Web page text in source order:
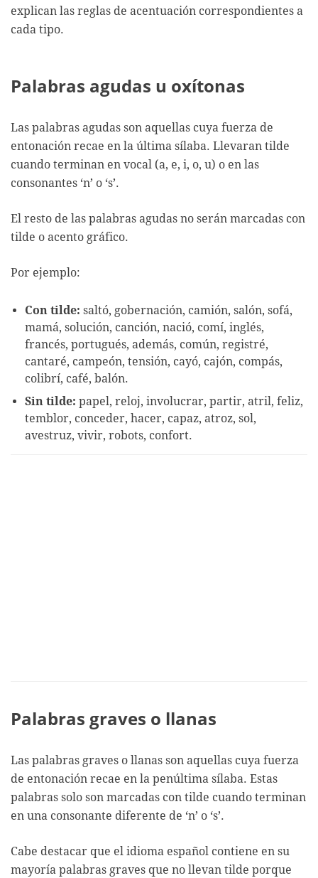
explican las reglas de acentuación correspondientes a
cada tipo.
Palabras agudas u oxítonas
Las palabras agudas son aquellas cuya fuerza de
entonación recae en la última sílaba. Llevaran tilde
cuando terminan en vocal (a, e, i, o, u) o en las
consonantes ‘n’ o ‘s’.
El resto de las palabras agudas no serán marcadas con
tilde o acento gráfico.
Por ejemplo:
Con tilde: saltó, gobernación, camión, salón, sofá,
mamá, solución, canción, nació, comí, inglés,
francés, portugués, además, común, registré,
cantaré, campeón, tensión, cayó, cajón, compás,
colibrí, café, balón.
Sin tilde: papel, reloj, involucrar, partir, atril, feliz,
temblor, conceder, hacer, capaz, atroz, sol,
avestruz, vivir, robots, confort.
Palabras graves o llanas
Las palabras graves o llanas son aquellas cuya fuerza
de entonación recae en la penúltima sílaba. Estas
palabras solo son marcadas con tilde cuando terminan
en una consonante diferente de ‘n’ o ‘s’.
Cabe destacar que el idioma español contiene en su
mayoría palabras graves que no llevan tilde porque